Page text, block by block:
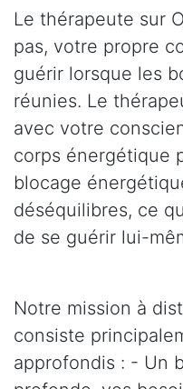
Le thérapeute sur
pas, votre propre
guérir lorsque les
réunies. Le
avec votre
corps énergétique
blocage
déséquilibres, ce
de se guérir lui-
Notre mission à
consiste
approfondis : - Un